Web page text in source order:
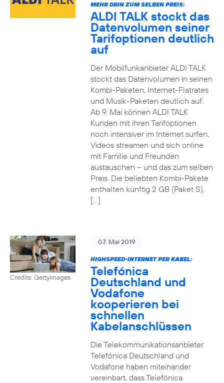
MEHR DRIN ZUM SELBEN PREIS:
ALDI TALK stockt das
Datenvolumen seiner
Tarifoptionen deutlich
auf
Der Mobilfunkanbieter ALDI TALK
stockt das Datenvolumen in seinen
Kombi-Paketen, Internet-Flatrates
und Musik-Paketen deutlich auf.
Ab 9. Mai können ALDI TALK
Kunden mit ihren Tarifoptionen
noch intensiver im Internet surfen,
Videos streamen und sich online
mit Familie und Freunden
austauschen – und das zum selben
Preis. Die beliebten Kombi-Pakete
enthalten künftig 2 GB (Paket S),
[…]
Credits: Gettyimages
07. Mai 2019
HIGHSPEED-INTERNET PER KABEL:
Telefónica
Deutschland und
Vodafone
kooperieren bei
schnellen
Kabelanschlüssen
Die Telekommunikationsanbieter
Telefónica Deutschland und
Vodafone haben miteinander
vereinbart, dass Telefónica